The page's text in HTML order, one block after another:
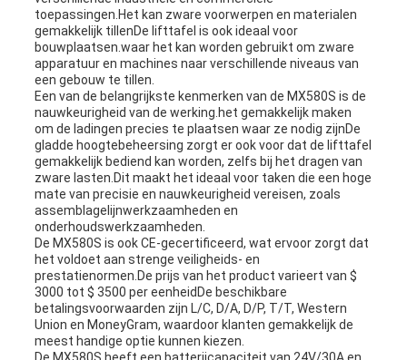
toepassingen.Het kan zware voorwerpen en materialen
gemakkelijk tillenDe lifttafel is ook ideaal voor
bouwplaatsen.waar het kan worden gebruikt om zware
apparatuur en machines naar verschillende niveaus van
een gebouw te tillen.
Een van de belangrijkste kenmerken van de MX580S is de
nauwkeurigheid van de werking.het gemakkelijk maken
om de ladingen precies te plaatsen waar ze nodig zijnDe
gladde hoogtebeheersing zorgt er ook voor dat de lifttafel
gemakkelijk bediend kan worden, zelfs bij het dragen van
zware lasten.Dit maakt het ideaal voor taken die een hoge
mate van precisie en nauwkeurigheid vereisen, zoals
assemblagelijnwerkzaamheden en
onderhoudswerkzaamheden.
De MX580S is ook CE-gecertificeerd, wat ervoor zorgt dat
het voldoet aan strenge veiligheids- en
prestatienormen.De prijs van het product varieert van $
3000 tot $ 3500 per eenheidDe beschikbare
betalingsvoorwaarden zijn L/C, D/A, D/P, T/T, Western
Union en MoneyGram, waardoor klanten gemakkelijk de
meest handige optie kunnen kiezen.